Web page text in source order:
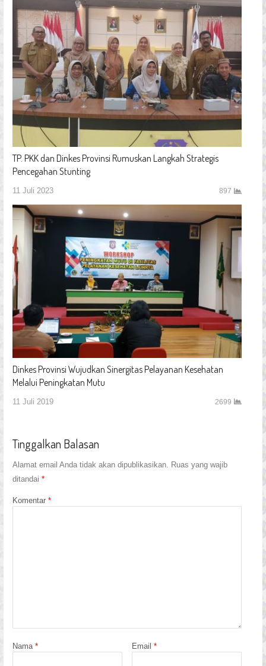
TP. PKK dan Dinkes Provinsi Rumuskan Langkah Strategis
Pencegahan Stunting
11 Juli 2023 897
Dinkes Provinsi Wujudkan Sinergitas Pelayanan Kesehatan
Melalui Peningkatan Mutu
11 Juli 2019 2699
Tinggalkan Balasan
Alamat email Anda tidak akan dipublikasikan. Ruas yang wajib
ditandai *
Komentar *
Nama * Email *